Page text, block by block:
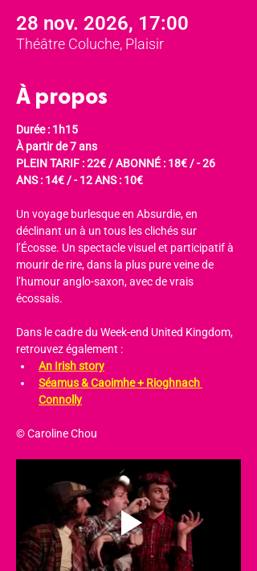
28 nov. 2026, 17:00
Théâtre Coluche, Plaisir
À propos
Durée : 1h15
À partir de 7 ans
PLEIN TARIF : 22€ / ABONNÉ : 18€ / - 26
ANS : 14€ / - 12 ANS : 10€
Un voyage burlesque en Absurdie, en
déclinant un à un tous les clichés sur
l’Écosse. Un spectacle visuel et participatif à
mourir de rire, dans la plus pure veine de
l’humour anglo-saxon, avec de vrais
écossais.
Dans le cadre du Week-end United Kingdom,
retrouvez également :
An Irish story
Séamus & Caoimhe + Rioghnach
Connolly
© Caroline Chou